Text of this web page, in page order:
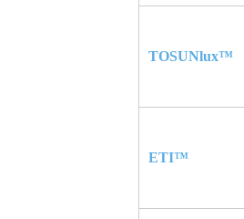
TOSUNlux™
ETI™